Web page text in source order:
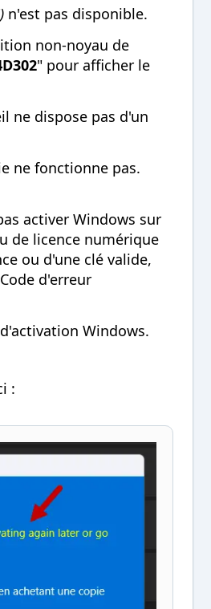
n'est pas disponible.
non-noyau de
" pour afficher le
ne dispose pas d'un
ne fonctionne pas.
activer Windows sur
de licence numérique
ou d'une clé valide,
d'erreur
Windows.
: